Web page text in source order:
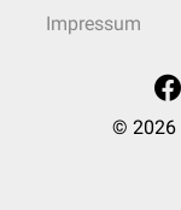
Impressum
© 2026